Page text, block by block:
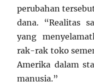
perubahan
dana. “Realitas
yang
rak-rak toko
Amerika dalam
manusia.”